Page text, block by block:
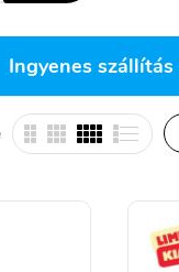
Ingyenes szállítás